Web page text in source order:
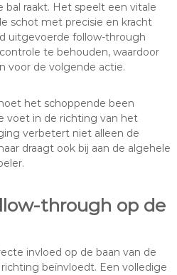
raakt. Het speelt een vitale
schot met precisie en kracht
uitgevoerde follow-through
te behouden, waardoor
voor de volgende actie.
het schoppende been
voet in de richting van het
verbetert niet alleen de
draagt ook bij aan de algehele
through op de
invloed op de baan van de
beïnvloedt. Een volledige